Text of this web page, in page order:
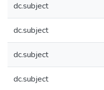
dc.subject
dc.subject
dc.subject
dc.subject